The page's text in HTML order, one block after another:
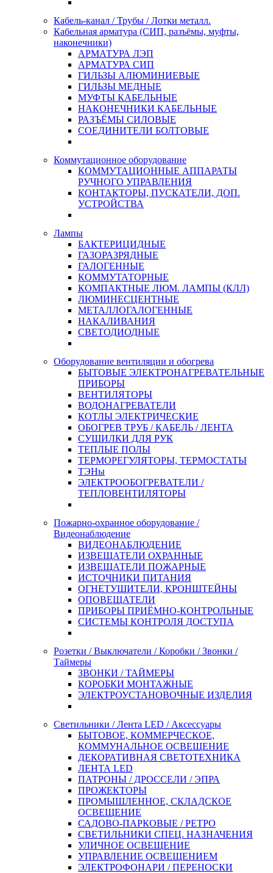
Кабель-канал / Трубы / Лотки металл.
Кабельная арматура (СИП, разъёмы, муфты,
наконечники)
АРМАТУРА ЛЭП
АРМАТУРА СИП
ГИЛЬЗЫ АЛЮМИНИЕВЫЕ
ГИЛЬЗЫ МЕДНЫЕ
МУФТЫ КАБЕЛЬНЫЕ
НАКОНЕЧНИКИ КАБЕЛЬНЫЕ
РАЗЪЁМЫ СИЛОВЫЕ
СОЕДИНИТЕЛИ БОЛТОВЫЕ
Коммутационное оборудование
КОММУТАЦИОННЫЕ АППАРАТЫ
РУЧНОГО УПРАВЛЕНИЯ
КОНТАКТОРЫ, ПУСКАТЕЛИ, ДОП.
УСТРОЙСТВА
Лампы
БАКТЕРИЦИДНЫЕ
ГАЗОРАЗРЯДНЫЕ
ГАЛОГЕННЫЕ
КОММУТАТОРНЫЕ
КОМПАКТНЫЕ ЛЮМ. ЛАМПЫ (КЛЛ)
ЛЮМИНЕСЦЕНТНЫЕ
МЕТАЛЛОГАЛОГЕННЫЕ
НАКАЛИВАНИЯ
СВЕТОДИОДНЫЕ
Оборудование вентиляции и обогрева
БЫТОВЫЕ ЭЛЕКТРОНАГРЕВАТЕЛЬНЫЕ
ПРИБОРЫ
ВЕНТИЛЯТОРЫ
ВОДОНАГРЕВАТЕЛИ
КОТЛЫ ЭЛЕКТРИЧЕСКИЕ
ОБОГРЕВ ТРУБ / КАБЕЛЬ / ЛЕНТА
СУШИЛКИ ДЛЯ РУК
ТЕПЛЫЕ ПОЛЫ
ТЕРМОРЕГУЛЯТОРЫ, ТЕРМОСТАТЫ
ТЭНы
ЭЛЕКТРООБОГРЕВАТЕЛИ /
ТЕПЛОВЕНТИЛЯТОРЫ
Пожарно-охранное оборудование /
Видеонаблюдение
ВИДЕОНАБЛЮДЕНИЕ
ИЗВЕЩАТЕЛИ ОХРАННЫЕ
ИЗВЕЩАТЕЛИ ПОЖАРНЫЕ
ИСТОЧНИКИ ПИТАНИЯ
ОГНЕТУШИТЕЛИ, КРОНШТЕЙНЫ
ОПОВЕЩАТЕЛИ
ПРИБОРЫ ПРИЁМНО-КОНТРОЛЬНЫЕ
СИСТЕМЫ КОНТРОЛЯ ДОСТУПА
Розетки / Выключатели / Коробки / Звонки /
Таймеры
ЗВОНКИ / ТАЙМЕРЫ
КОРОБКИ МОНТАЖНЫЕ
ЭЛЕКТРОУСТАНОВОЧНЫЕ ИЗДЕЛИЯ
Светильники / Лента LED / Аксессуары
БЫТОВОЕ, КОММЕРЧЕСКОЕ,
КОММУНАЛЬНОЕ ОСВЕЩЕНИЕ
ДЕКОРАТИВНАЯ СВЕТОТЕХНИКА
ЛЕНТА LED
ПАТРОНЫ / ДРОССЕЛИ / ЭПРА
ПРОЖЕКТОРЫ
ПРОМЫШЛЕННОЕ, СКЛАДСКОЕ
ОСВЕЩЕНИЕ
САДОВО-ПАРКОВЫЕ / РЕТРО
СВЕТИЛЬНИКИ СПЕЦ. НАЗНАЧЕНИЯ
УЛИЧНОЕ ОСВЕЩЕНИЕ
УПРАВЛЕНИЕ ОСВЕЩЕНИЕМ
ЭЛЕКТРОФОНАРИ / ПЕРЕНОСКИ